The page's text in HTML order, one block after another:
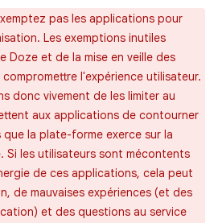
pas les applications pour
Les exemptions inutiles
Doze et de la mise en veille des
l'expérience utilisateur.
donc vivement de les limiter au
aux applications de contourner
la plate-forme exerce sur la
Si les utilisateurs sont mécontents
de ces applications, cela peut
de mauvaises expériences (et des
et des questions au service